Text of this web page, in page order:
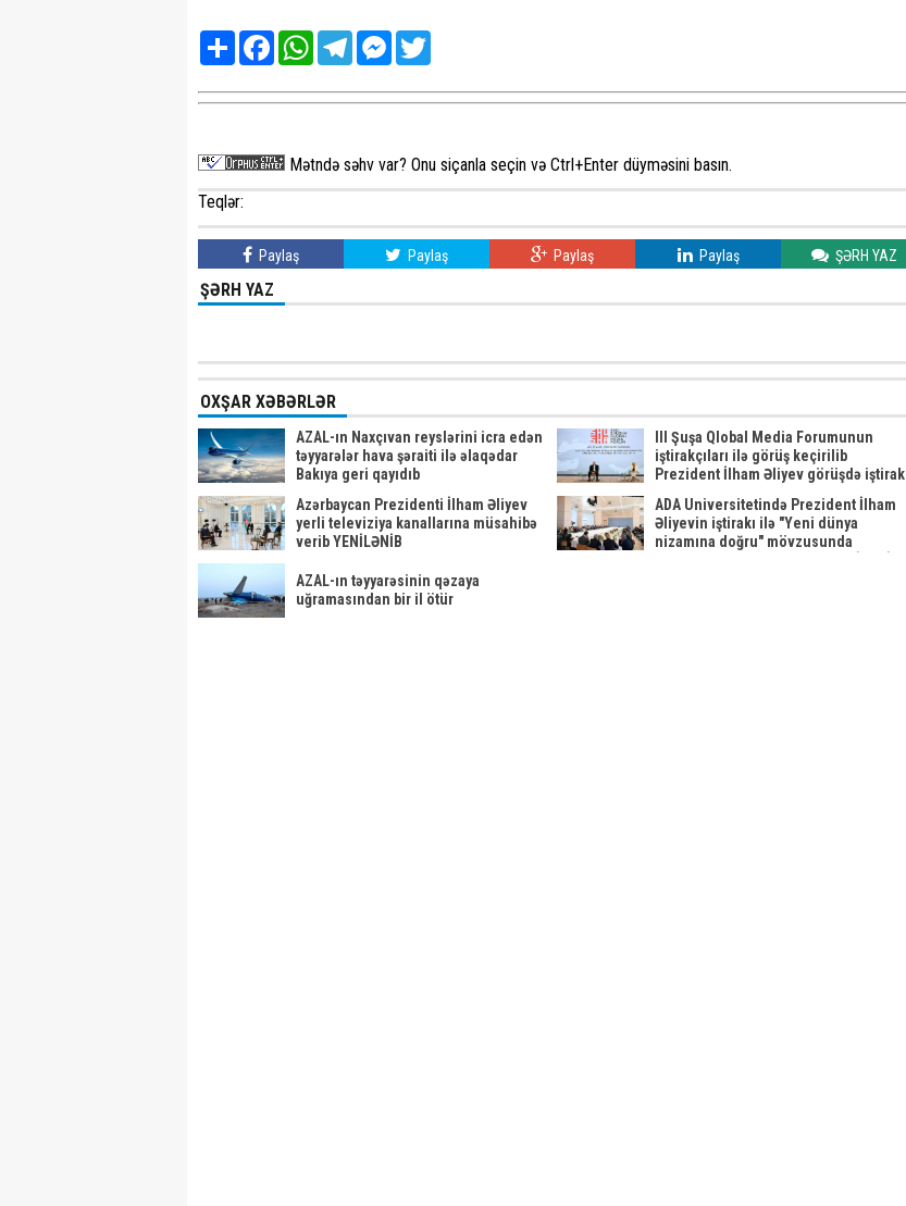
Share FacebookWhatsAppTelegramMessenger
Mətndə səhv var? Onu siçanla seçin və Ctrl+Enter düyməsini basın.
Teqlər:
Paylaş Paylaş Paylaş Paylaş ŞƏRH YAZ
ŞƏRH YAZ
OXŞAR XƏBƏRLƏR
AZAL-ın Naxçıvan reyslərini icra edən
təyyarələr hava şəraiti ilə əlaqədar
Bakıya geri qayıdıb
III Şuşa Qlobal Media Forumunun
iştirakçıları ilə görüş keçirilib
Prezident İlham Əliyev görüşdə iştirak
Azərbaycan Prezidenti İlham Əliyev
yerli televiziya kanallarına müsahibə
verib YENİLƏNİB
ADA Universitetində Prezident İlham
Əliyevin iştirakı ilə "Yeni dünya
nizamına doğru" mövzusunda
AZAL-ın təyyarəsinin qəzaya
uğramasından bir il ötür